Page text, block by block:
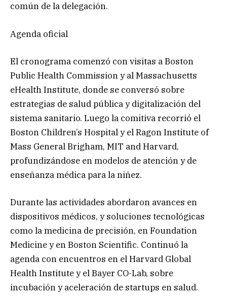
común de la delegación.
Agenda oficial
El cronograma comenzó con visitas a Boston
Public Health Commission y al Massachusetts
eHealth Institute, donde se conversó sobre
estrategias de salud pública y digitalización del
sistema sanitario. Luego la comitiva recorrió el
Boston Children’s Hospital y el Ragon Institute of
Mass General Brigham, MIT and Harvard,
profundizándose en modelos de atención y de
enseñanza médica para la niñez.
Durante las actividades abordaron avances en
dispositivos médicos, y soluciones tecnológicas
como la medicina de precisión, en Foundation
Medicine y en Boston Scientific. Continuó la
agenda con encuentros en el Harvard Global
Health Institute y el Bayer CO-Lab, sobre
incubación y aceleración de startups en salud.